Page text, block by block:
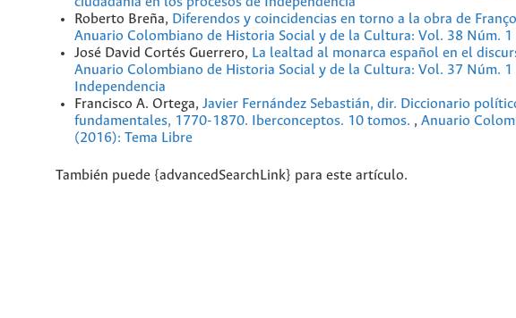
Roberto Breña, Diferendos y coincidencias en torno a la obra de
Anuario Colombiano de Historia Social y de la Cultura: Vol. 38 Núm.
José David Cortés Guerrero, La lealtad al monarca español en el
Anuario Colombiano de Historia Social y de la Cultura: Vol. 37 Núm.
Independencia
Francisco A. Ortega, Javier Fernández Sebastián, dir. Diccionario
fundamentales, 1770-1870. Iberconceptos. 10 tomos. , Anuario
(2016): Tema Libre
También puede {advancedSearchLink} para este artículo.